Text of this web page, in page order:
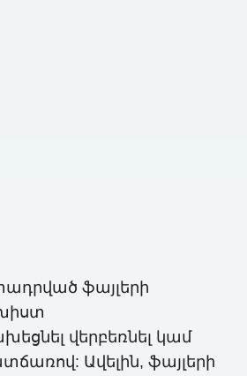
ֆայլերի
վերբեռնել կամ
Ավելին, ֆայլերի